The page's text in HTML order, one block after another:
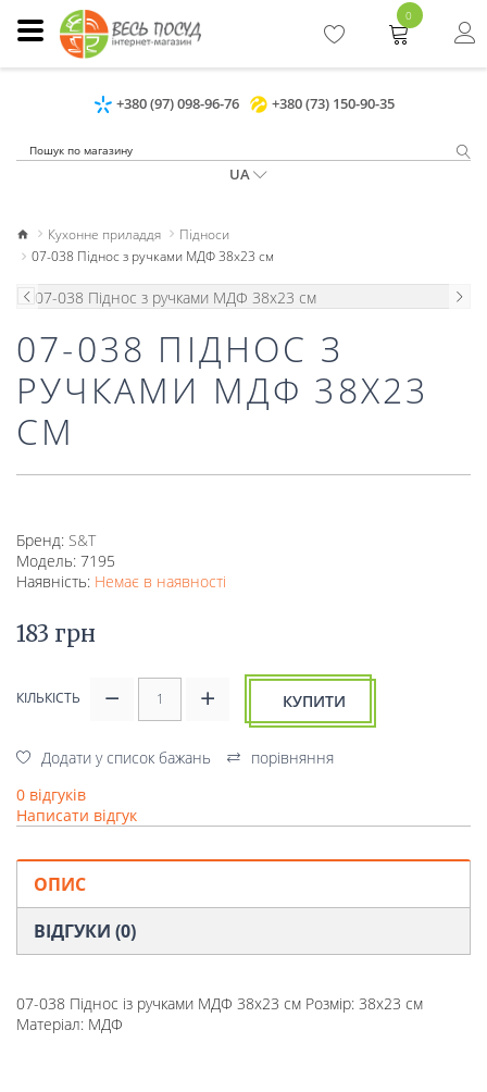
+380 (97) 098-96-76 +380 (73) 150-90-35
UA
0
Кухонне приладдя
Підноси
07-038 Піднос з ручками МДФ 38х23 см
07-038 ПІДНОС З
РУЧКАМИ МДФ 38Х23
СМ
Бренд: S&T
Модель: 7195
Наявність: Немає в наявності
183 грн
КІЛЬКІСТЬ КУПИТИ
Додати у список бажань
порівняння
0 відгуків
Написати відгук
ОПИС
ВІДГУКИ (0)
07-038 Піднос із ручками МДФ 38х23 см Розмір: 38х23 см
Матеріал: МДФ